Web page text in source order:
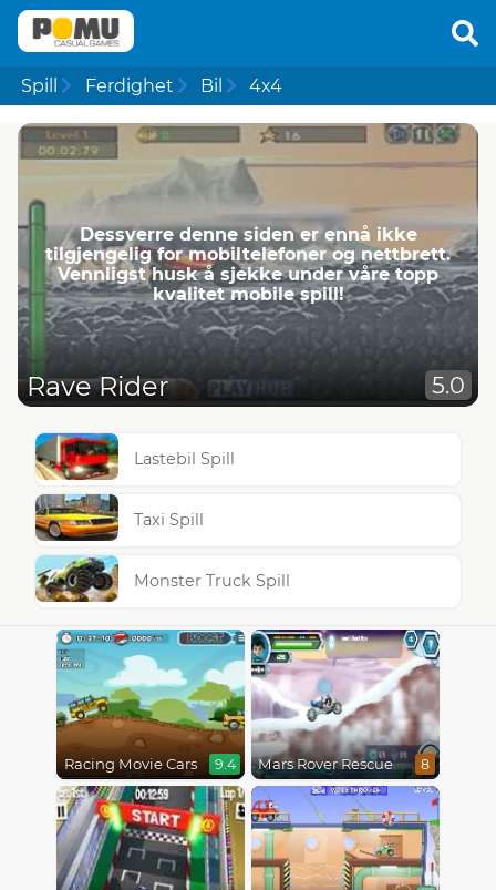
Spill Ferdighet Bil 4x4
Dessverre denne siden er ennå ikke
tilgjengelig for mobiltelefoner og nettbrett.
Vennligst husk å sjekke under våre topp
kvalitet mobile spill!
Rave Rider 5.0
Lastebil Spill
Taxi Spill
Monster Truck Spill
Racing Movie Cars 9.4 Mars Rover Rescue 8